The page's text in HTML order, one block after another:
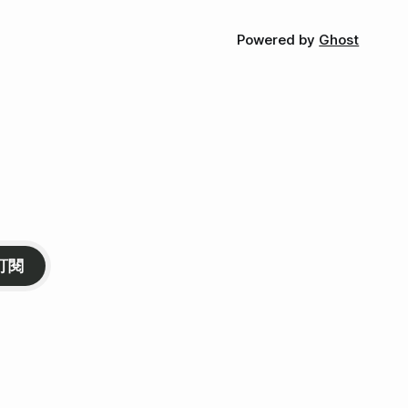
Powered by Ghost
閱